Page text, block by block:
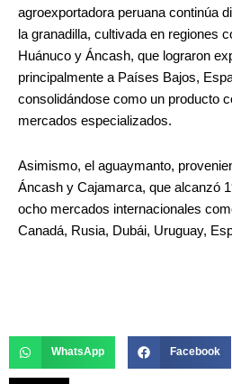
agroexportadora peruana continúa
la granadilla, cultivada en regiones
Huánuco y Áncash, que lograron
principalmente a Países Bajos,
consolidándose como un producto
mercados especializados.
Asimismo, el aguaymanto,
Áncash y Cajamarca, que alcanzó
ocho mercados internacionales
Canadá, Rusia, Dubái, Uruguay,
WhatsApp Facebook